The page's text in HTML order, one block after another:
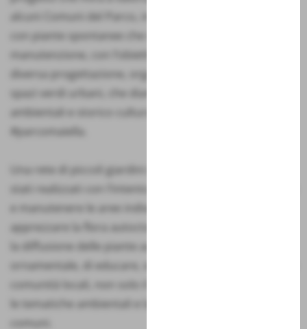
alcuni Comuni del Parco, in grado di ospitare aiuole
con piante spontanee che richiedono poca
manutenzione, con l’obiettivo di sperimentare una
diversa progettazione, organizzazione e gestione degli
spazi verdi urbani, che diano risalto, alle peculiarità
ambientali e storico culturali del territorio del
#parcomaiella.
Una rete di piccoli giardini che in maniera diffusa sono
stati realizzati con l’intento di preservare la biodiversità
e manutenere le aree individuate, di far conoscere ed
apprezzare la flora autoctona presente, di incentivare
la diffusione delle piante autoctone di interesse
ornamentale, di educare, sensibilizzare e coinvolgere le
comunità locali, non solo il mondo della scuola, verso
le tematiche ambientali e la cura e tutela di spazi